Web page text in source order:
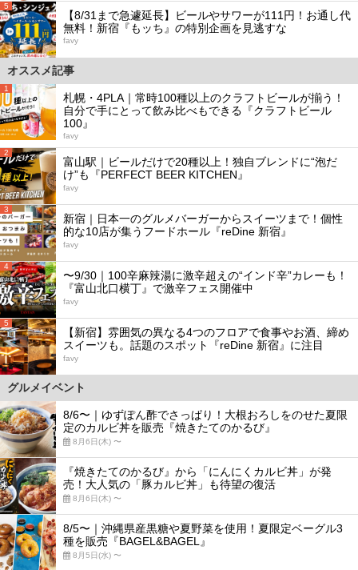
5
【8/31まで急遽延長】ビールやサワーが111円！お通し代
無料！新宿『もッち』の特別企画を見逃すな
favy
オススメ記事
1
札幌・4PLA｜常時100種以上のクラフトビールが揃う！
自分で手にとって飲み比べもできる『クラフトビール
100』
favy
2
富山駅｜ビールだけで20種以上！独自ブレンドに“泡だ
け”も『PERFECT BEER KITCHEN』
favy
3
新宿｜日本一のグルメバーガーからスイーツまで！個性
的な10店が集うフードホール『reDine 新宿』
favy
4
〜9/30｜100辛麻辣湯に激辛超えの“インド辛”カレーも！
『富山北口横丁』で激辛フェス開催中
favy
5
【新宿】雰囲気の異なる4つのフロアで食事やお酒、締め
スイーツも。話題のスポット『reDine 新宿』に注目
favy
グルメイベント
8/6〜｜ゆずぽん酢でさっぱり！大根おろしをのせた夏限
定のカルビ丼を販売『焼きたてのかるび』
8月6日(木) 〜
『焼きたてのかるび』から「にんにくカルビ丼」が発
売！大人気の「豚カルビ丼」も待望の復活
8月6日(木) 〜
8/5〜｜沖縄県産黒糖や夏野菜を使用！夏限定ベーグル3
種を販売『BAGEL&BAGEL』
8月5日(水) 〜